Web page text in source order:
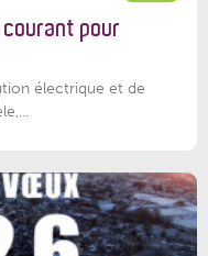
pour
électrique et de